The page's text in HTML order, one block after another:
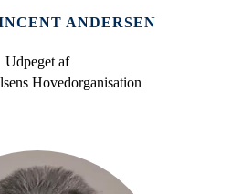
ANDERSEN
Udpeget af
Hovedorganisation